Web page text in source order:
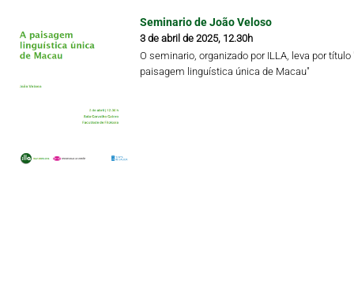
Seminario de João Veloso
3 de abril de 2025, 12.30h
O seminario, organizado por ILLA, leva por título
paisagem linguística única de Macau"